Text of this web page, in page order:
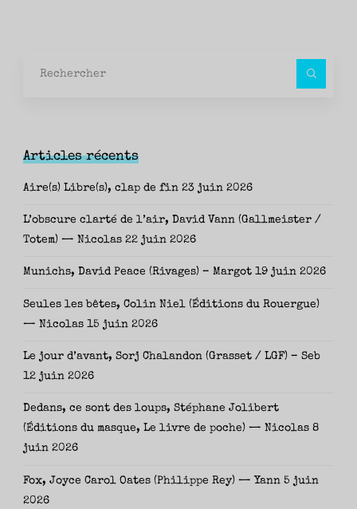
Articles récents
Aire(s) Libre(s), clap de fin 23 juin 2026
L’obscure clarté de l’air, David Vann (Gallmeister /
Totem) — Nicolas 22 juin 2026
Munichs, David Peace (Rivages) – Margot 19 juin 2026
Seules les bêtes, Colin Niel (Éditions du Rouergue)
— Nicolas 15 juin 2026
Le jour d’avant, Sorj Chalandon (Grasset / LGF) – Seb
12 juin 2026
Dedans, ce sont des loups, Stéphane Jolibert
(Éditions du masque, Le livre de poche) — Nicolas 8
juin 2026
Fox, Joyce Carol Oates (Philippe Rey) — Yann 5 juin
2026